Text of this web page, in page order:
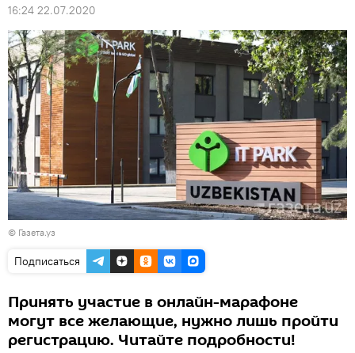
16:24 22.07.2020
© Газета.уз
Подписаться
Принять участие в онлайн-марафоне
могут все желающие, нужно лишь пройти
регистрацию. Читайте подробности!